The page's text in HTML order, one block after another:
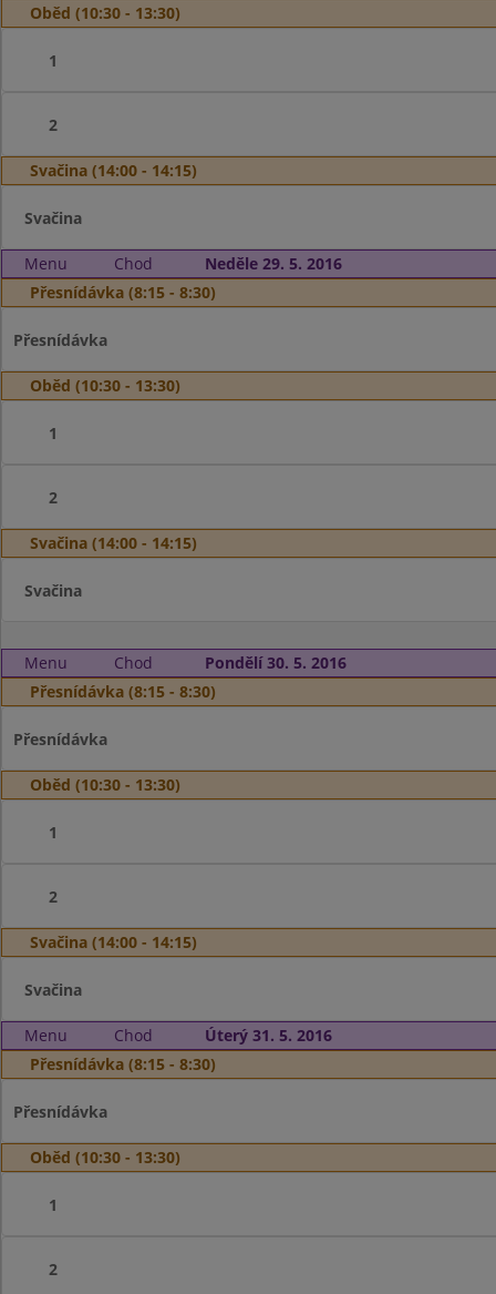
Oběd (10:30 - 13:30)
1
2
Svačina (14:00 - 14:15)
Svačina
Menu Chod
Neděle 29. 5. 2016
Přesnídávka (8:15 - 8:30)
Přesnídávka
Oběd (10:30 - 13:30)
1
2
Svačina (14:00 - 14:15)
Svačina
Menu Chod
Pondělí 30. 5. 2016
Přesnídávka (8:15 - 8:30)
Přesnídávka
Oběd (10:30 - 13:30)
1
2
Svačina (14:00 - 14:15)
Svačina
Menu Chod
Úterý 31. 5. 2016
Přesnídávka (8:15 - 8:30)
Přesnídávka
Oběd (10:30 - 13:30)
1
2